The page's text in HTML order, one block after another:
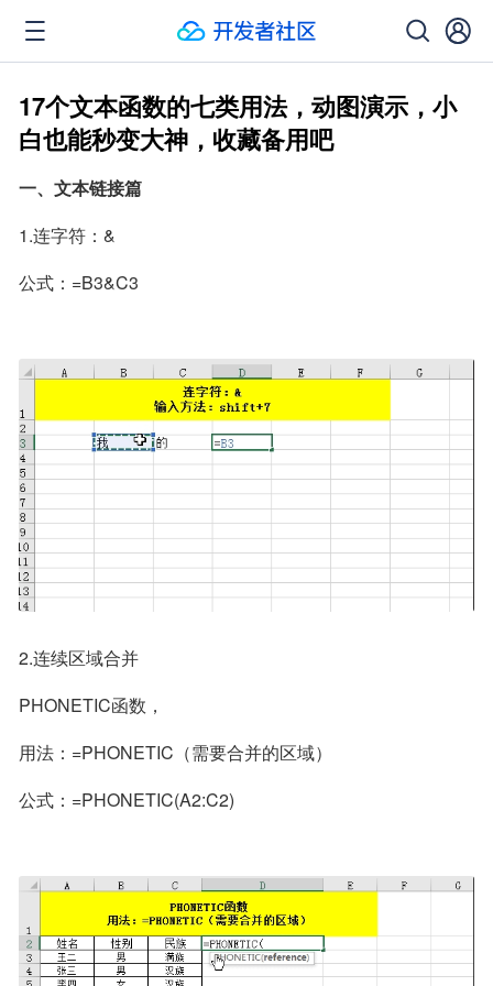
17个文本函数的七类用法，动图演示，小
白也能秒变大神，收藏备用吧
一、文本链接篇
1.连字符：&
公式：=B3&C3
2.连续区域合并
PHONETIC函数，
用法：=PHONETIC（需要合并的区域）
公式：=PHONETIC(A2:C2)